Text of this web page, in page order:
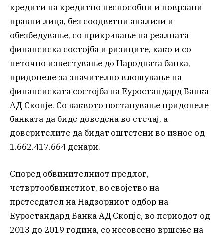
кредити на кредитно неспособни и поврзани
правни лица, без соодветни анализи и
обезбедување, со прикривање на реалната
финансиска состојба и ризиците, како и со
неточно известување до Народната банка,
придонеле за значително влошување на
финансиската состојба на Еуростандард Банка
АД Скопје. Со ваквото постапување придонеле
банката да биде доведена во стечај, а
доверителите да бидат оштетени во износ од
1.662.417.664 денари.
Според обвинителниот предлог,
четвртообвинетиот, во својство на
претседател на Надзорниот одбор на
Еуростандард Банка АД Скопје, во периодот од
2013 до 2019 година, со несовесно вршење на